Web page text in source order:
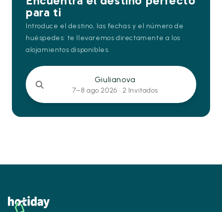
para ti
Introduce el destino, las fechas y el número de
huéspedes: te llevaremos directamente a los
alojamientos disponibles.
Giulianova
7–8 ago 2026 · 2 Invitados
Footer